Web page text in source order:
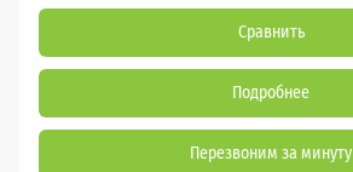
Сравнить
Подробнее
Перезвоним за минуту